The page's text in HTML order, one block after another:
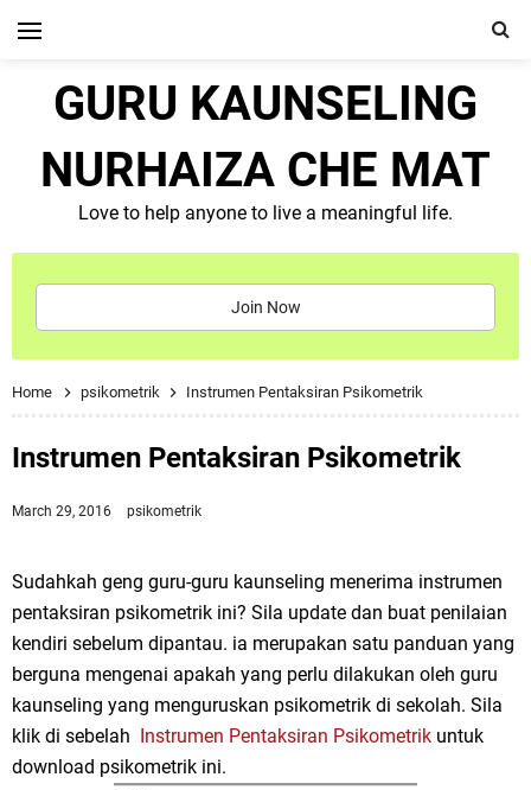
GURU KAUNSELING
NURHAIZA CHE MAT
Love to help anyone to live a meaningful life.
Join Now
Home psikometrik Instrumen Pentaksiran Psikometrik
Instrumen Pentaksiran Psikometrik
March 29, 2016 psikometrik
Sudahkah geng guru-guru kaunseling menerima instrumen
pentaksiran psikometrik ini? Sila update dan buat penilaian
kendiri sebelum dipantau. ia merupakan satu panduan yang
berguna mengenai apakah yang perlu dilakukan oleh guru
kaunseling yang menguruskan psikometrik di sekolah. Sila
klik di sebelah Instrumen Pentaksiran Psikometrik untuk
download psikometrik ini.